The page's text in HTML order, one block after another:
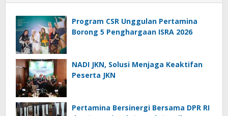
Program CSR Unggulan Pertamina
Borong 5 Penghargaan ISRA 2026
NADI JKN, Solusi Menjaga Keaktifan
Peserta JKN
Pertamina Bersinergi Bersama DPR RI